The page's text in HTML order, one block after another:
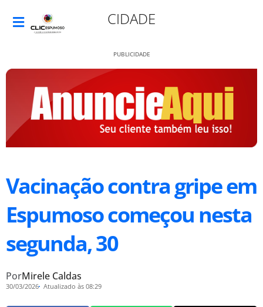
CIDADE
PUBLICIDADE
Vacinação contra gripe em
Espumoso começou nesta
segunda, 30
PorMirele Caldas
30/03/2026 Atualizado às 08:29